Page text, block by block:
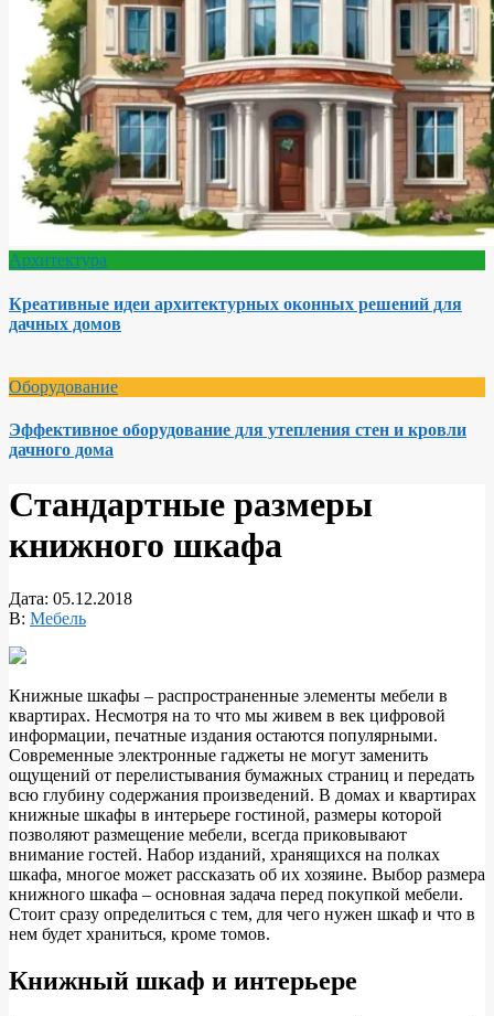
Архитектура
Креативные идеи архитектурных оконных решений для
дачных домов
Оборудование
Эффективное оборудование для утепления стен и кровли
дачного дома
Стандартные размеры
книжного шкафа
Дата: 05.12.2018
В: Мебель
Книжные шкафы – распространенные элементы мебели в
квартирах. Несмотря на то что мы живем в век цифровой
информации, печатные издания остаются популярными.
Современные электронные гаджеты не могут заменить
ощущений от перелистывания бумажных страниц и передать
всю глубину содержания произведений. В домах и квартирах
книжные шкафы в интерьере гостиной, размеры которой
позволяют размещение мебели, всегда приковывают
внимание гостей. Набор изданий, хранящихся на полках
шкафа, многое может рассказать об их хозяине. Выбор размера
книжного шкафа – основная задача перед покупкой мебели.
Стоит сразу определиться с тем, для чего нужен шкаф и что в
нем будет храниться, кроме томов.
Книжный шкаф и интерьере